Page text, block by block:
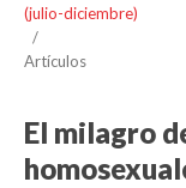
(julio-diciembre)
/
Artículos
El milagro